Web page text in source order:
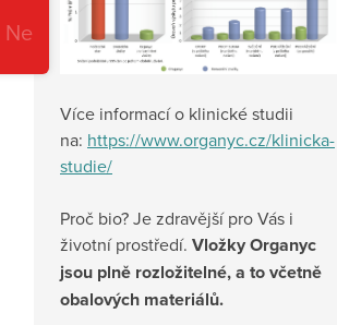
Více informací o klinické studii
na: https://www.organyc.cz/klinicka-
studie/
Proč bio? Je zdravější pro Vás i
životní prostředí. Vložky Organyc
jsou plně rozložitelné, a to včetně
obalových materiálů.
Ne